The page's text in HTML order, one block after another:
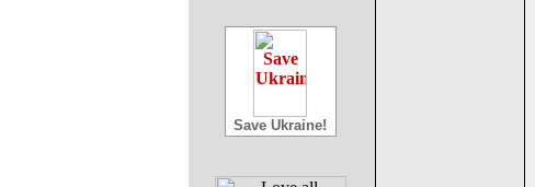
Save Ukraine!